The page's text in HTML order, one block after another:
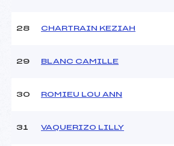
28 CHARTRAIN KEZIAH
29 BLANC CAMILLE
30 ROMIEU LOU ANN
31 VAQUERIZO LILLY